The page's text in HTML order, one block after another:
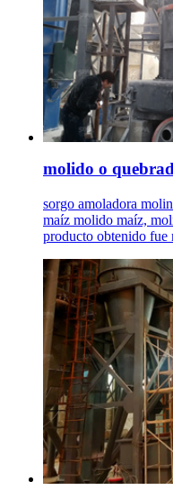
molido o
sorgo amoladora
maíz molido maíz,
producto obtenido fue